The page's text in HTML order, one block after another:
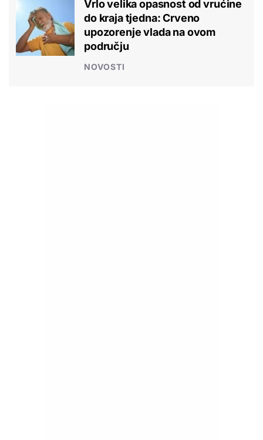
Vrlo velika opasnost od vrućine
do kraja tjedna: Crveno
upozorenje vlada na ovom
području
NOVOSTI